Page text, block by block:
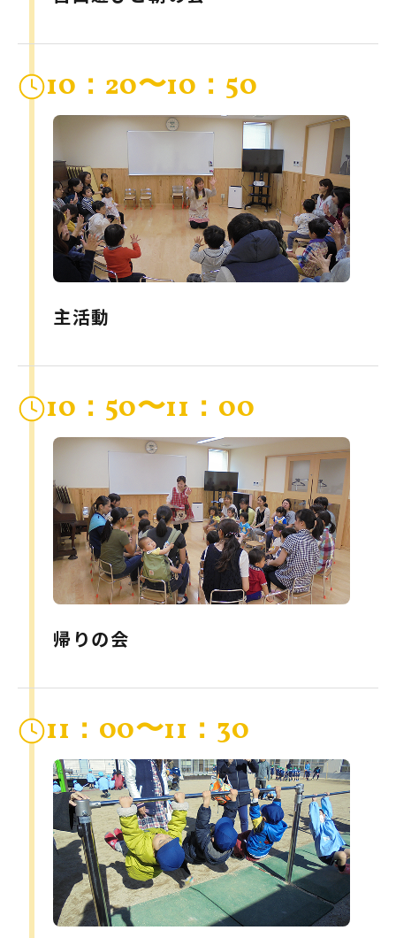
10：20〜10：50
主活動
10：50〜11：00
帰りの会
11：00〜11：30